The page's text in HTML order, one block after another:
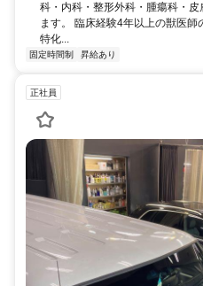
科・内科・整形外科・腫瘍科・
ます。 臨床経験4年以上の獣医
特化...
固定時間制 昇給あり
正社員